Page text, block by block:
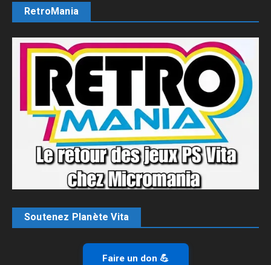
RetroMania
Soutenez Planète Vita
Faire un don 💪